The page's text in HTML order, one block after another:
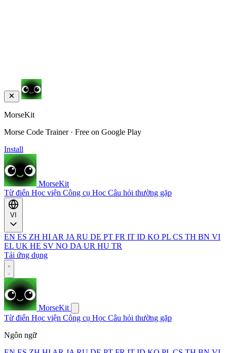
MorseKit
Morse Code Trainer · Free on Google Play
Install
MorseKit
Từ điển Học viện Công cụ Học Câu hỏi thường gặp
EN ES ZH HI AR JA RU DE PT FR IT ID KO PL CS TH BN VI
EL UK HE SV NO DA UR HU TR
Tải ứng dụng
MorseKit
Từ điển Học viện Công cụ Học Câu hỏi thường gặp
Ngôn ngữ